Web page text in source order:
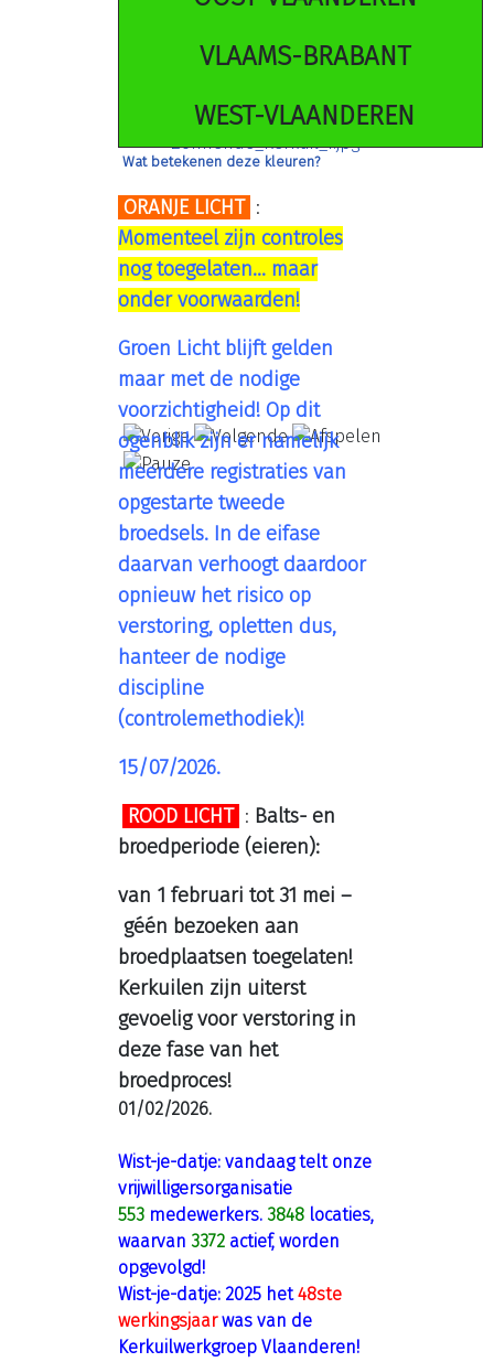
VLAAMS-BRABANT
WEST-VLAANDEREN
Wat betekenen deze kleuren?
ORANJE LICHT :
Momenteel zijn controles
nog toegelaten... maar
onder voorwaarden!
Groen Licht blijft gelden
maar met de nodige
voorzichtigheid! Op dit
ogenblik zijn er namelijk
meerdere registraties van
opgestarte tweede
broedsels. In de eifase
daarvan verhoogt daardoor
opnieuw het risico op
verstoring, opletten dus,
hanteer de nodige
discipline
(controlemethodiek)!
15/07/2026.
ROOD LICHT : Balts- en
broedperiode (eieren):
van 1 februari tot 31 mei –
géén bezoeken aan
broedplaatsen toegelaten!
Kerkuilen zijn uiterst
gevoelig voor verstoring in
deze fase van het
broedproces!
01/02/2026.
Wist-je-datje: vandaag telt onze
vrijwilligersorganisatie
553 medewerkers. 3848 locaties,
waarvan 3372 actief, worden
opgevolgd!
Wist-je-datje: 2025 het48ste
werkingsjaarwas van de
Kerkuilwerkgroep Vlaanderen!